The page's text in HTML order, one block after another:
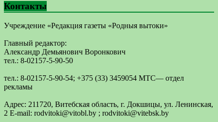
Контакты
Учреждение «Редакция газеты «Родныя вытоки»
Главный редактор:
Александр Демьянович Воронкович
тел.: 8-02157-5-90-50
тел.: 8-02157-5-90-54; +375 (33) 3459054 МТС— отдел
рекламы
Адрес: 211720, Витебская область, г. Докшицы, ул. Ленинская,
2 E-mail: ​rodvitoki@​​vitobl​.by ; rodvitoki@vitebsk.by